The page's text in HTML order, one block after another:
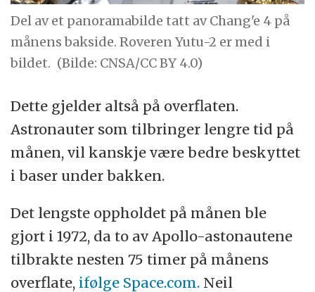
Del av et panoramabilde tatt av Chang'e 4 på
månens bakside. Roveren Yutu-2 er med i
bildet. (Bilde: CNSA/CC BY 4.0)
Dette gjelder altså på overflaten.
Astronauter som tilbringer lengre tid på
månen, vil kanskje være bedre beskyttet
i baser under bakken.
Det lengste oppholdet på månen ble
gjort i 1972, da to av Apollo-astonautene
tilbrakte nesten 75 timer på månens
overflate, ifølge Space.com. Neil